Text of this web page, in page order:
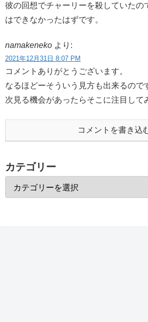
彼の回想でチャーリーを殺していたの
はできなかったはずです。
namakeneko より:
2021年12月31日 8:07 PM
コメントありがとうございます。
なるほどーそういう見方も出来るので
次見る機会があったらそこに注目して
コメントを書き込
カテゴリー